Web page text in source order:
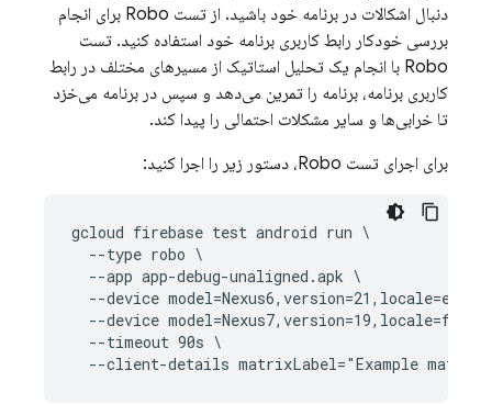
دنبال اشکالات در برنامه خود باشید. از تست Robo برای انجام
بررسی خودکار رابط کاربری برنامه خود استفاده کنید. تست
Robo با انجام یک تحلیل استاتیک از مسیرهای مختلف در رابط
کاربری برنامه، برنامه را تمرین می‌دهد و سپس در برنامه می‌خزد
تا خرابی‌ها و سایر مشکلات احتمالی را پیدا کند.
برای اجرای تست Robo، دستور زیر را اجرا کنید:
gcloud firebase test android run \
  --type robo \
  --app app-debug-unaligned.apk \
--device
--device
  --timeout 90s \